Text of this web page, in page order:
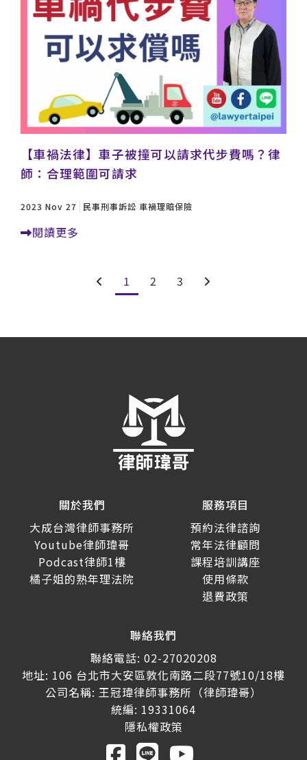
【車禍法律】車子被撞可以請求代步費嗎？律
師：合理範圍可請求
2023 Nov 27 民事刑事訴訟 車禍理賠保險
閱讀更多
1 2 3
關於我們
大成台灣律師事務所
Youtube律師瑋哥
Podcast律師1樓
橘子姐的熟年理法院
服務項目
預約法律諮詢
常年法律顧問
課程培訓講座
使用條款
退費政策
聯絡我們
聯絡電話: 02-27020208
地址: 106 台北市大安區敦化南路二段77號10/18樓
公司名稱: 王冠瑋律師事務所（律師瑋哥）
統編: 19331064
隱私權政策